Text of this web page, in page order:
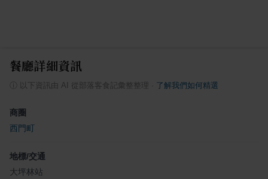
餐廳詳細資訊
以下資訊由 AI 從部落客食記彙整整理 了解我們如何精選
商圈
西門町
地標/交通
大坪林站